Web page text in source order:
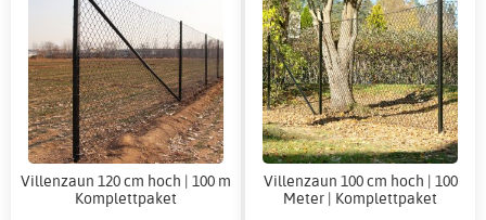
Villenzaun 120 cm hoch | 100 m
Komplettpaket
Villenzaun 100 cm hoch | 100
Meter | Komplettpaket